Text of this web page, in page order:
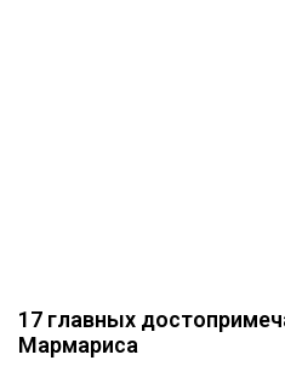
17 главных
Мармариса